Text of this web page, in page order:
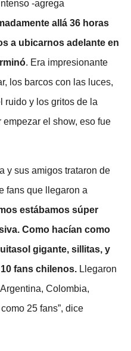
-agrega
allá 36 horas
a ubicarnos adelante en
. Era impresionante
los barcos con las luces,
ruido y los gritos de la
el show, eso fue
y sus amigos trataron de
fans que llegaron a
estábamos súper
Como hacían como
gigante, sillitas, y
fans chilenos. Llegaron
Colombia,
25 fans”, dice